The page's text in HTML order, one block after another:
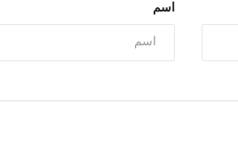
اسم